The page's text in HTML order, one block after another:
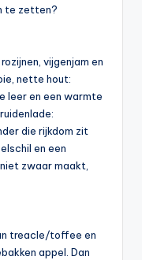
te zetten?
vijgenjam en
nette hout:
leer en een warmte
die rijkdom zit
en een
zwaar maakt,
treacle/toffee en
appel. Dan